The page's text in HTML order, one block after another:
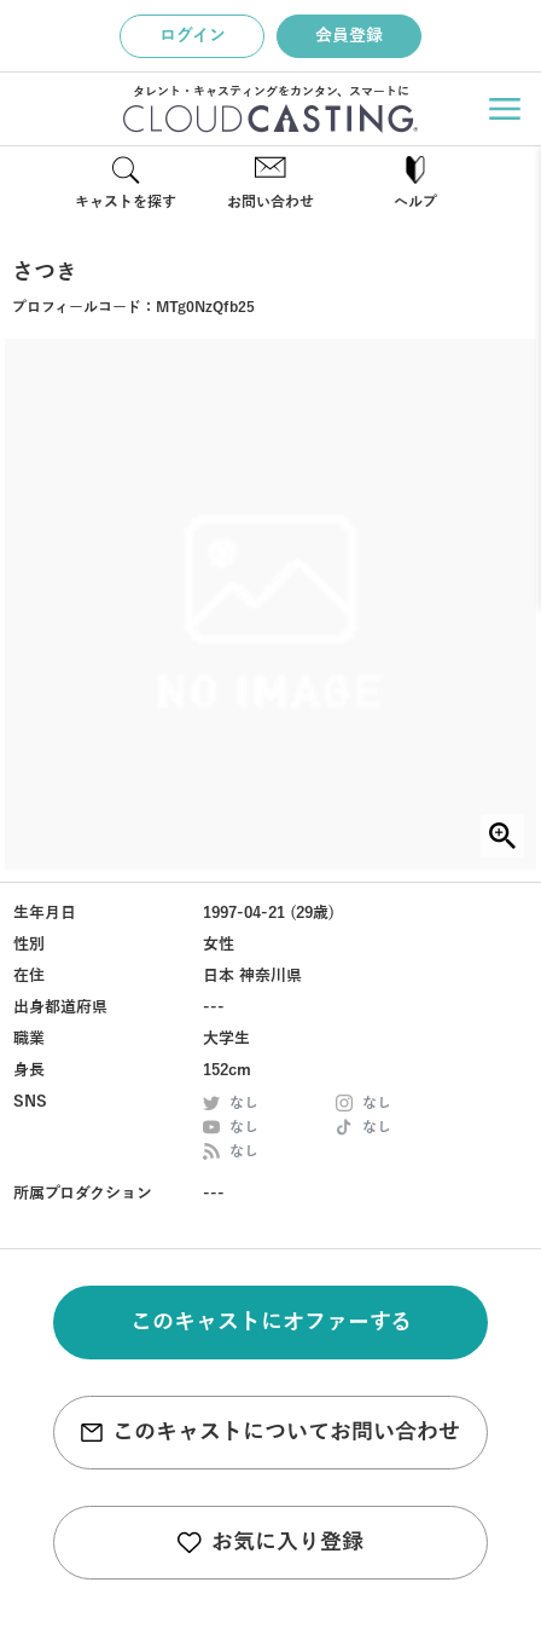
ログイン 会員登録
タレント・キャスティングをカンタン、スマートに
キャストを探す お問い合わせ ヘルプ
さつき
プロフィールコード： MTg0NzQfb25
生年月日
1997-04-21 (29歳)
性別
女性
在住
日本 神奈川県
出身都道府県
---
職業
大学生
身長
152cm
SNS
なし
なし
なし
なし
なし
所属プロダクション ---
このキャストにオファーする
このキャストについてお問い合わせ
お気に入り登録